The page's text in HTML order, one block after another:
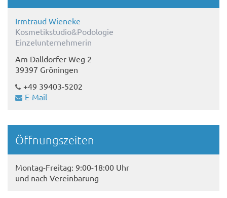
Irmtraud Wieneke
Kosmetikstudio&Podologie
Einzelunternehmerin
Am Dalldorfer Weg 2
39397 Gröningen
+49 39403-5202
E-Mail
Öffnungszeiten
Montag-Freitag: 9:00-18:00 Uhr
und nach Vereinbarung